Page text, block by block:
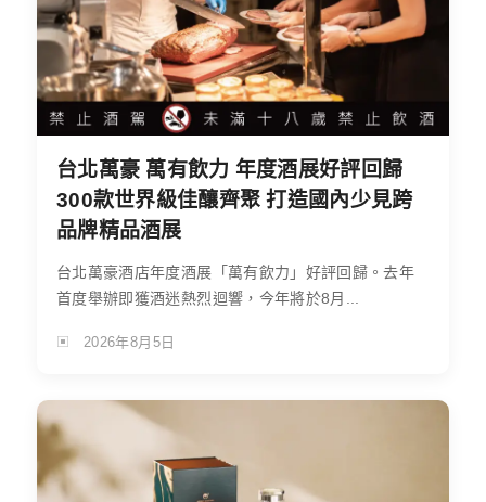
台北萬豪 萬有飲力 年度酒展好評回歸
300款世界級佳釀齊聚 打造國內少見跨
品牌精品酒展
台北萬豪酒店年度酒展「萬有飲力」好評回歸。去年
首度舉辦即獲酒迷熱烈迴響，今年將於8月...
2026年8月5日